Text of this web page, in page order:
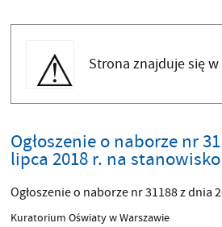
Strona znajduje się
Ogłoszenie o naborze nr
lipca 2018 r. na
Ogłoszenie o naborze nr 31188 z dnia
Kuratorium Oświaty w Warszawie